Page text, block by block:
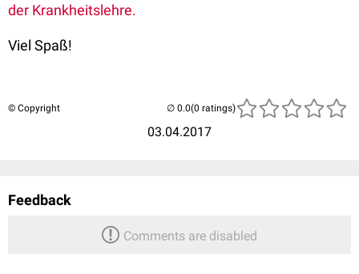
der Krankheitslehre.
Viel Spaß!
© Copyright
03.04.2017
(0 ratings)
Feedback
Comments are disabled